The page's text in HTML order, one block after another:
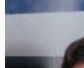
Trouver un club
Notre Actualité